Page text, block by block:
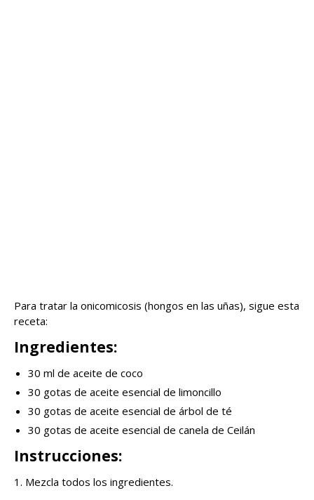
Para tratar la onicomicosis (hongos en las uñas), sigue esta
receta:
Ingredientes:
30 ml de aceite de coco
30 gotas de aceite esencial de limoncillo
30 gotas de aceite esencial de árbol de té
30 gotas de aceite esencial de canela de Ceilán
Instrucciones:
1. Mezcla todos los ingredientes.